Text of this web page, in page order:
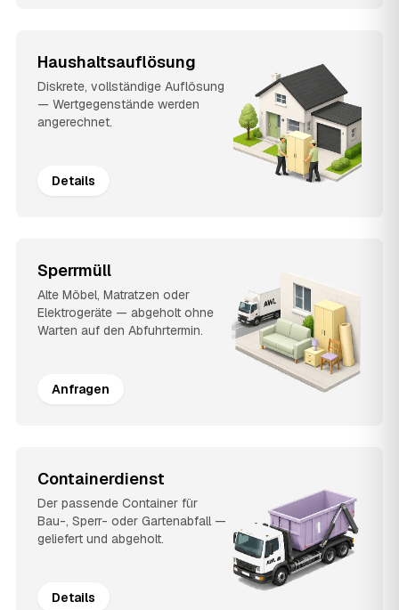
Haushaltsauflösung
Diskrete, vollständige Auflösung
— Wertgegenstände werden
angerechnet.
Details
Sperrmüll
Alte Möbel, Matratzen oder
Elektrogeräte — abgeholt ohne
Warten auf den Abfuhrtermin.
Anfragen
Containerdienst
Der passende Container für
Bau-, Sperr- oder Gartenabfall —
geliefert und abgeholt.
Details